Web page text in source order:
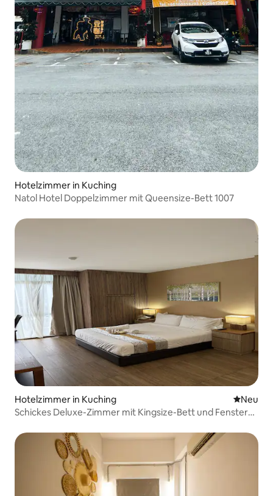
Hotelzimmer in Kuching
Natol Hotel Doppelzimmer mit Queensize-Bett 1007
Hotelzimmer in Kuching Neue
Neu
Schickes Deluxe-Zimmer mit Kingsize-Bett und Fenster